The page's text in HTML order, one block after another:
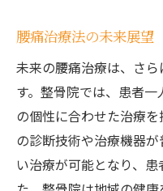
腰痛治療法の未来展望
未来の腰痛治療は、さ
す。整骨院では、患者
の個性に合わせた治療
の診断技術や治療機器
い治療が可能となり、